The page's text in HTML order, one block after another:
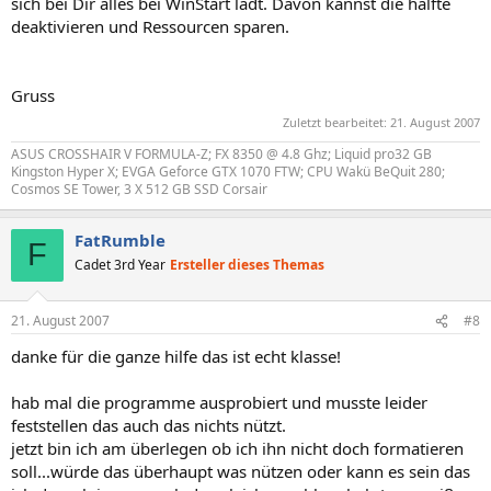
O18 - Protocol: bw40s - {09596BB5-E970-4EC3-BC1C-6DBFF3152715}
- C:\Programme\Logitech\Desktop
C:\Programme\Logitech\Desktop
Messenger\8876480\Program\BWPlugProtocol-8876480.dll
O18 - Protocol: bw50s - {09596BB5-E970-4EC3-BC1C-6DBFF3152715}
- C:\Programme\Logitech\Desktop
Messenger\8876480\Program\BWPlugProtocol-8876480.dll
O18 - Protocol: bw60 - {09596BB5-E970-4EC3-BC1C-6DBFF3152715} -
C:\Programme\Logitech\Desktop
Messenger\8876480\Program\BWPlugProtocol-8876480.dll
O18 - Protocol: bw60s - {09596BB5-E970-4EC3-BC1C-6DBFF3152715}
- C:\Programme\Logitech\Desktop
Messenger\8876480\Program\BWPlugProtocol-8876480.dll
O18 - Protocol: bw70 - {09596BB5-E970-4EC3-BC1C-6DBFF3152715} -
C:\Programme\Logitech\Desktop
Messenger\8876480\Program\BWPlugProtocol-8876480.dll
O18 - Protocol: bw70s - {09596BB5-E970-4EC3-BC1C-6DBFF3152715}
- C:\Programme\Logitech\Desktop
Messenger\8876480\Program\BWPlugProtocol-8876480.dll
O18 - Protocol: bw80 - {09596BB5-E970-4EC3-BC1C-6DBFF3152715} -
C:\Programme\Logitech\Desktop
Messenger\8876480\Program\BWPlugProtocol-8876480.dll
deaktivieren und Ressourcen sparen.
Gruss
Zuletzt bearbeitet: 21. August 2007
ASUS CROSSHAIR V FORMULA-Z; FX 8350 @ 4.8 Ghz; Liquid pro32 GB
Kingston Hyper X; EVGA Geforce GTX 1070 FTW; CPU Wakü BeQuit 280;
Cosmos SE Tower, 3 X 512 GB SSD Corsair
F FatRumble
Cadet 3rd Year Ersteller dieses Themas
21. August 2007 #8
danke für die ganze hilfe das ist echt klasse!
hab mal die programme ausprobiert und musste leider
feststellen das auch das nichts nützt.
jetzt bin ich am überlegen ob ich ihn nicht doch formatieren
soll...würde das überhaupt was nützen oder kann es sein das